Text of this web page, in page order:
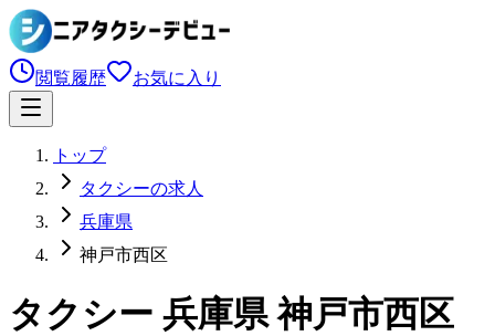
閲覧履歴 お気に入り
トップ
タクシーの求人
兵庫県
神戸市西区
タクシー 兵庫県 神戸市西区